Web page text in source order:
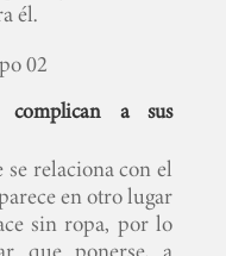
él.
complican a sus
relaciona con el
en otro lugar
sin ropa, por lo